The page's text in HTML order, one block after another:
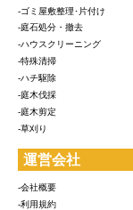
-ゴミ屋敷整理･片付け
-庭石処分・撤去
-ハウスクリーニング
-特殊清掃
-ハチ駆除
-庭木伐採
-庭木剪定
-草刈り
運営会社
-会社概要
-利用規約